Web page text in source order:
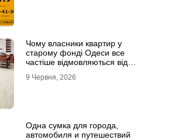
Чому власники квартир у
старому фонді Одеси все
частіше відмовляються від
9 Червня, 2026
Одна сумка для города,
автомобиля и путешествий